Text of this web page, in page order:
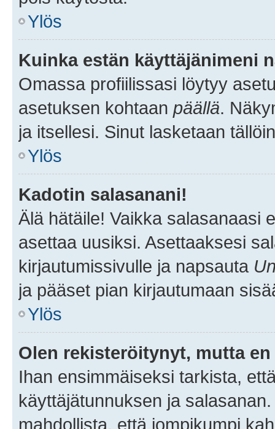
Ylös
Kuinka estän käyttäjänimeni
Omassa profiilissasi löytyy
asetuksen kohtaan päällä.
ja itsellesi. Sinut lasketaan
Ylös
Kadotin salasanani!
Älä hätäile! Vaikka salasanaasi
asettaa uusiksi. Asettaaksesi
kirjautumissivulle ja napsauta
ja pääset pian kirjautumaan
Ylös
Olen rekisteröitynyt, mutta
Ihan ensimmäiseksi tarkista,
käyttäjätunnuksen ja
mahdollista, että jompikumpi